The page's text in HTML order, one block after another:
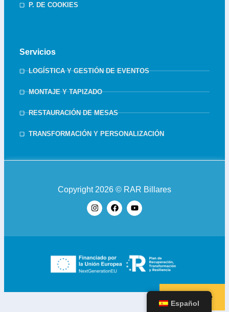
P. DE COOKIES
Servicios
LOGÍSTICA Y GESTIÓN DE EVENTOS
MONTAJE Y TAPIZADO
RESTAURACIÓN DE MESAS
TRANSFORMACIÓN Y PERSONALIZACIÓN
Copyright 2026 © RAR Billares
Español
Suscribirse